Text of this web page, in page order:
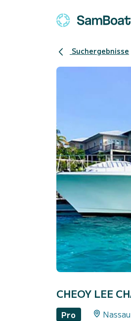
Suchergebnisse
CHEOY LEE
Pro Nassau